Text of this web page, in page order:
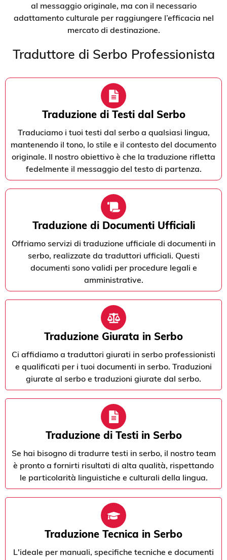
al messaggio originale, ma con il necessario
adattamento culturale per raggiungere l’efficacia nel
mercato di destinazione.
Traduttore di Serbo Professionista
Traduzione di Testi dal Serbo
Traduciamo i tuoi testi dal serbo a qualsiasi lingua,
mantenendo il tono, lo stile e il contesto del documento
originale. Il nostro obiettivo è che la traduzione rifletta
fedelmente il messaggio del testo di partenza.
Traduzione di Documenti Ufficiali
Offriamo servizi di traduzione ufficiale di documenti in
serbo, realizzate da traduttori ufficiali. Questi
documenti sono validi per procedure legali e
amministrative.
Traduzione Giurata in Serbo
Ci affidiamo a traduttori giurati in serbo professionisti
e qualificati per i tuoi documenti in serbo. Traduzioni
giurate al serbo e traduzioni giurate dal serbo.
Traduzione di Testi in Serbo
Se hai bisogno di tradurre testi in serbo, il nostro team
è pronto a fornirti risultati di alta qualità, rispettando
le particolarità linguistiche e culturali della lingua.
Traduzione Tecnica in Serbo
L'ideale per manuali, specifiche tecniche e documenti